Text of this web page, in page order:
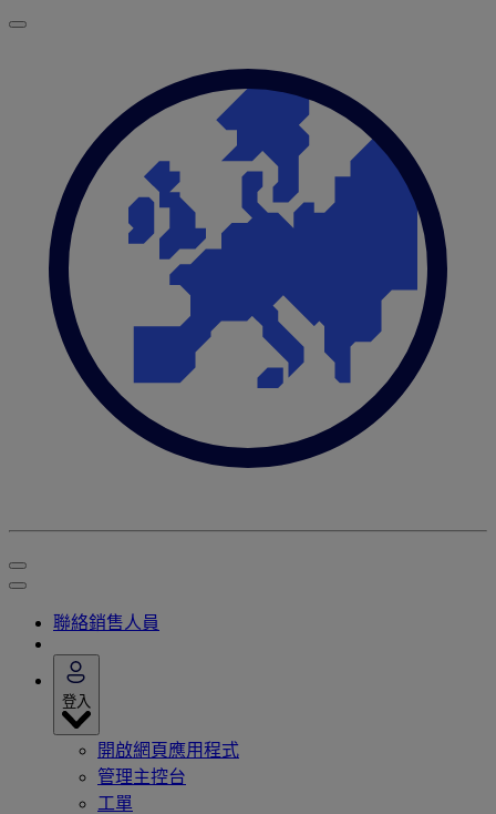
聯絡銷售人員
登入
開啟網頁應用程式
管理主控台
工單